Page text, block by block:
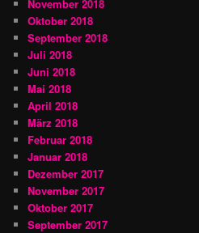
November 2018
Oktober 2018
September 2018
Juli 2018
Juni 2018
Mai 2018
April 2018
März 2018
Februar 2018
Januar 2018
Dezember 2017
November 2017
Oktober 2017
September 2017